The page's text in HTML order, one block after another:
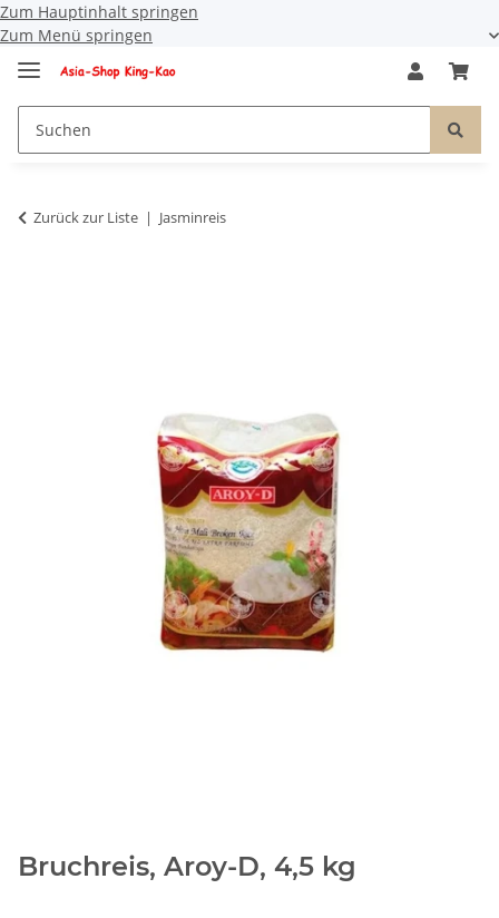
Zum Hauptinhalt springen
Zum Menü springen
Zurück zur Liste Jasminreis
Bruchreis, Aroy-D, 4,5 kg